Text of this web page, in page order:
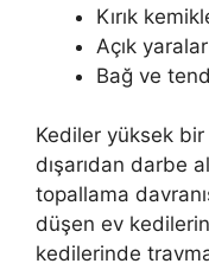
Kırık
Açık yaralar
Bağ ve
Kediler yüksek
dışarıdan darbe
topallama
düşen ev
kedilerinde